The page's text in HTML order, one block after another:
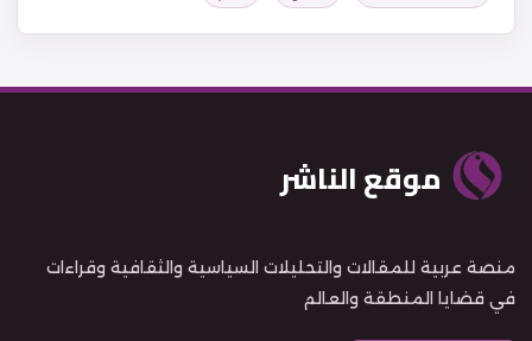
موقع الناشر
منصة عربية للمقالات والتحليلات السياسية والثقافية وقراءات
في قضايا المنطقة والعالم